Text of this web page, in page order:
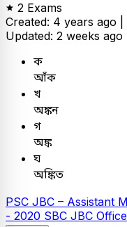
2 Exams
Created: 4 years ago |
Updated: 2 weeks ago
ক
আঁক
খ
অঙ্কন
গ
অঙ্ক
ঘ
অঙ্কিত
PSC JBC – Assistant
- 2020 SBC JBC